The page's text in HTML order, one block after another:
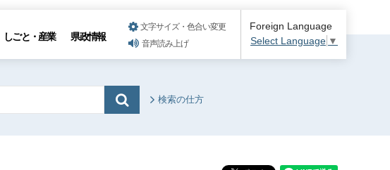
しごと・産業 県政情報
文字サイズ・色合い変更
音声読み上げ
Foreign Language
Select Language ▼
検索の仕方